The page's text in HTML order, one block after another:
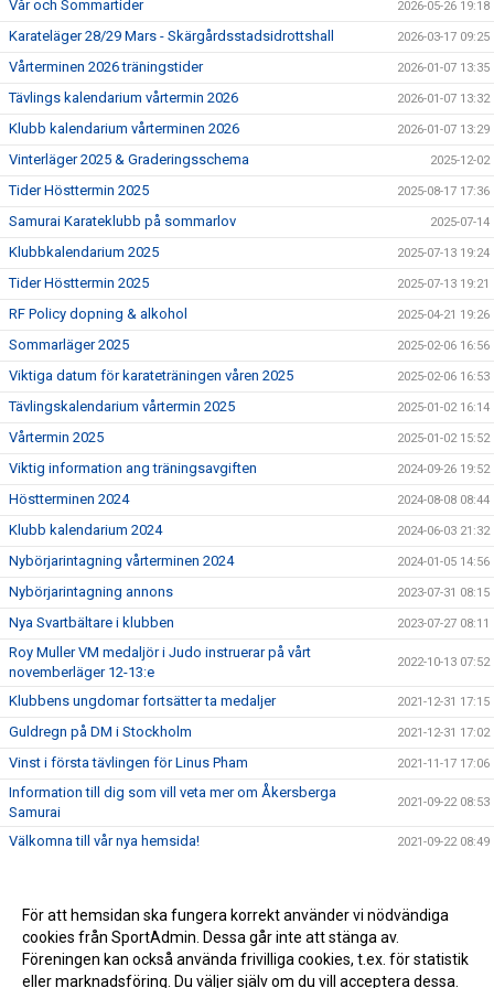
GRADERING
REGLER OCH ETIKETT
GDPR
Vår och Sommartider 2026-05-26 19:18
Karateläger 28/29 Mars - Skärgårdsstadsidrottshall 2026-03-17 09:25
Vårterminen 2026 träningstider 2026-01-07 13:35
Tävlings kalendarium vårtermin 2026 2026-01-07 13:32
Klubb kalendarium vårterminen 2026 2026-01-07 13:29
Vinterläger 2025 & Graderingsschema 2025-12-02
Tider Hösttermin 2025 2025-08-17 17:36
Samurai Karateklubb på sommarlov 2025-07-14
Klubbkalendarium 2025 2025-07-13 19:24
Tider Hösttermin 2025 2025-07-13 19:21
RF Policy dopning & alkohol 2025-04-21 19:26
Sommarläger 2025 2025-02-06 16:56
Viktiga datum för karateträningen våren 2025 2025-02-06 16:53
Tävlingskalendarium vårtermin 2025 2025-01-02 16:14
Vårtermin 2025 2025-01-02 15:52
Viktig information ang träningsavgiften 2024-09-26 19:52
Höstterminen 2024 2024-08-08 08:44
Klubb kalendarium 2024 2024-06-03 21:32
Nybörjarintagning vårterminen 2024 2024-01-05 14:56
Nybörjarintagning annons 2023-07-31 08:15
Nya Svartbältare i klubben 2023-07-27 08:11
Roy Muller VM medaljör i Judo instruerar på vårt
novemberläger 12-13:e
2022-10-13 07:52
Klubbens ungdomar fortsätter ta medaljer 2021-12-31 17:15
Guldregn på DM i Stockholm 2021-12-31 17:02
Vinst i första tävlingen för Linus Pham 2021-11-17 17:06
Information till dig som vill veta mer om Åkersberga
Samurai
2021-09-22 08:53
Välkomna till vår nya hemsida! 2021-09-22 08:49
För att hemsidan ska fungera korrekt använder vi nödvändiga
cookies från SportAdmin. Dessa går inte att stänga av.
Föreningen kan också använda frivilliga cookies, t.ex. för statistik
eller marknadsföring. Du väljer själv om du vill acceptera dessa.